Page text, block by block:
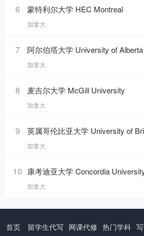
6 蒙特利尔大学 HEC Montreal
加拿大
7 阿尔伯塔大学 University of Alberta
加拿大
8 麦吉尔大学 McGill University
加拿大
9 英属哥伦比亚大学 University of
加拿大
10 康考迪亚大学 Concordia
加拿大
首页 留学生代写 网课代修 热门学科